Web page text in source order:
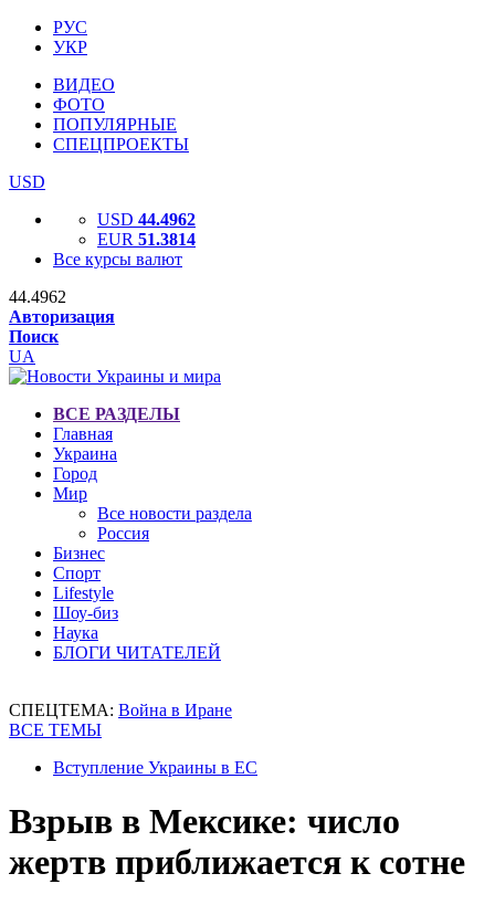
РУС
УКР
ВИДЕО
ФОТО
ПОПУЛЯРНЫЕ
СПЕЦПРОЕКТЫ
USD
USD 44.4962
EUR 51.3814
Все курсы валют
44.4962
Авторизация
Поиск
UA
ВСЕ РАЗДЕЛЫ
Главная
Украина
Город
Мир
Все новости раздела
Россия
Бизнес
Спорт
Lifestyle
Шоу-биз
Наука
БЛОГИ ЧИТАТЕЛЕЙ
СПЕЦТЕМА: Война в Иране
ВСЕ ТЕМЫ
Вступление Украины в ЕС
Взрыв в Мексике: число
жертв приближается к сотне